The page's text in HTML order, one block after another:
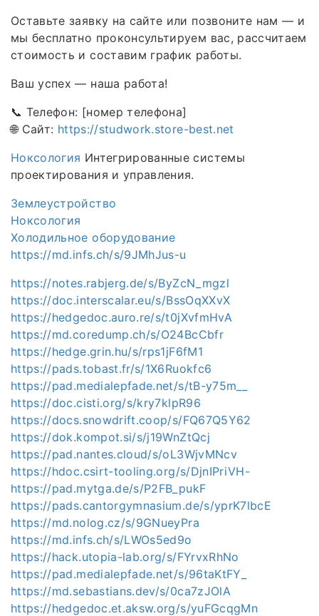
Оставьте заявку на сайте или позвоните нам — и
мы бесплатно проконсультируем вас, рассчитаем
стоимость и составим график работы.
Ваш успех — наша работа!
📞 Телефон: [номер телефона]
🌐 Сайт: https://studwork.store-best.net
Ноксология Интегрированные системы
проектирования и управления.
Землеустройство
Ноксология
Холодильное оборудование
https://md.infs.ch/s/9JMhJus-u
https://notes.rabjerg.de/s/ByZcN_mgzl
https://doc.interscalar.eu/s/BssOqXXvX
https://hedgedoc.auro.re/s/t0jXvfmHvA
https://md.coredump.ch/s/O24BcCbfr
https://hedge.grin.hu/s/rps1jF6fM1
https://pads.tobast.fr/s/1X6Ruokfc6
https://pad.medialepfade.net/s/tB-y75m__
https://doc.cisti.org/s/kry7klpR96
https://docs.snowdrift.coop/s/FQ67Q5Y62
https://dok.kompot.si/s/j19WnZtQcj
https://pad.nantes.cloud/s/oL3WjvMNcv
https://hdoc.csirt-tooling.org/s/DjnIPriVH-
https://pad.mytga.de/s/P2FB_pukF
https://pads.cantorgymnasium.de/s/yprK7lbcE
https://md.nolog.cz/s/9GNueyPra
https://md.infs.ch/s/LWOs5ed9o
https://hack.utopia-lab.org/s/FYrvxRhNo
https://pad.medialepfade.net/s/96taKtFY_
https://md.sebastians.dev/s/0ca7zJOlA
https://hedgedoc.et.aksw.org/s/yuFGcqgMn